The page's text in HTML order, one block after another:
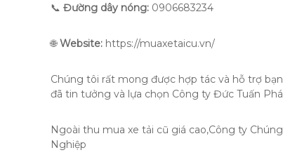
📞 Đường dây nóng: 0906683234
🌐Website: https://muaxetaicu.vn/
Chúng tôi rất mong được hợp tác và hỗ trợ
đã tin tưởng và lựa chọn Công ty Đức Tuấn
Ngoài thu mua xe tải cũ giá cao,Công ty
Nghiệp